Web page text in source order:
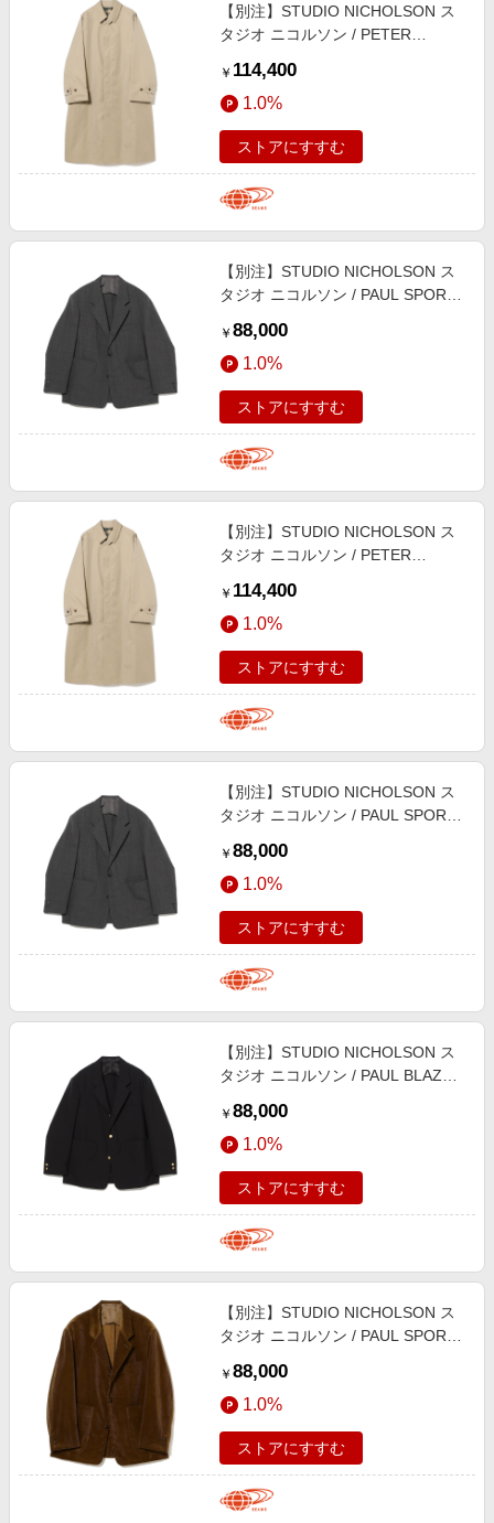
【別注】STUDIO NICHOLSON ス
タジオ ニコルソン / PETER
￥ 114,400
1.0%
ストアにすすむ
【別注】STUDIO NICHOLSON ス
タジオ ニコルソン / PAUL SPORTS
CHARCOAL MARL XL
￥ 88,000
1.0%
ストアにすすむ
【別注】STUDIO NICHOLSON ス
タジオ ニコルソン / PETER
￥ 114,400
1.0%
ストアにすすむ
【別注】STUDIO NICHOLSON ス
タジオ ニコルソン / PAUL SPORTS
CHARCOAL MARL XS
￥ 88,000
1.0%
ストアにすすむ
【別注】STUDIO NICHOLSON ス
タジオ ニコルソン / PAUL BLAZER
XL
￥ 88,000
1.0%
ストアにすすむ
【別注】STUDIO NICHOLSON ス
タジオ ニコルソン / PAUL SPORTS
￥ 88,000
1.0%
ストアにすすむ